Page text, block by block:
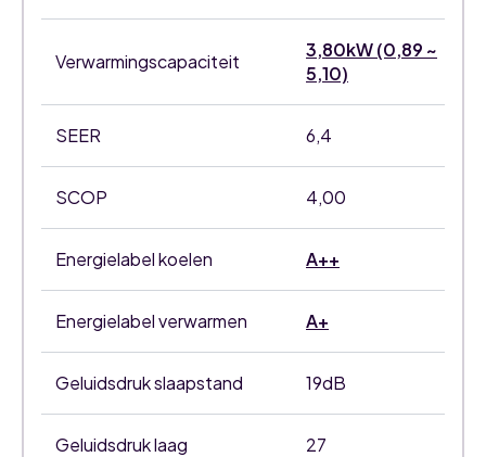
Verwarmingscapaciteit
3,80kW (0,89 ~
5,10)
SEER 6,4
SCOP 4,00
Energielabel koelen A++
Energielabel verwarmen A+
Geluidsdruk slaapstand 19dB
Geluidsdruk laag 27